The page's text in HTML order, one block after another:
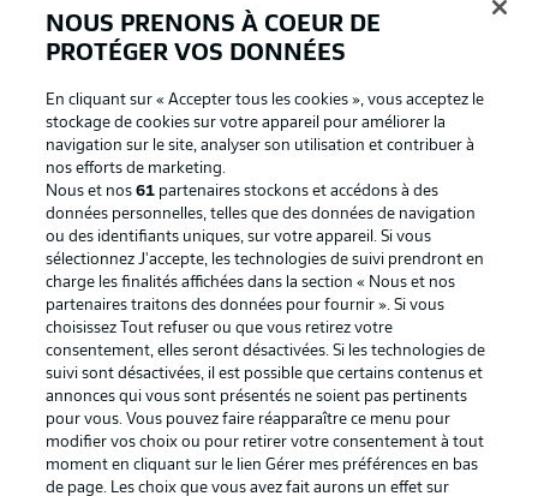
Football as it's meant to be
BUNDESLIGA APP
Proposé par
NOUS PRENONS À COEUR DE
PROTÉGER VOS DONNÉES
En cliquant sur « Accepter tous les cookies », vous acceptez le
stockage de cookies sur votre appareil pour améliorer la
navigation sur le site, analyser son utilisation et contribuer à
nos efforts de marketing.
Nous et nos61 partenaires stockons et accédons à des
données personnelles, telles que des données de navigation
ou des identifiants uniques, sur votre appareil. Si vous
sélectionnez J'accepte, les technologies de suivi prendront en
charge les finalités affichées dans la section « Nous et nos
partenaires traitons des données pour fournir ». Si vous
choisissez Tout refuser ou que vous retirez votre
consentement, elles seront désactivées. Si les technologies de
suivi sont désactivées, il est possible que certains contenus et
annonces qui vous sont présentés ne soient pas pertinents
pour vous. Vous pouvez faire réapparaître ce menu pour
modifier vos choix ou pour retirer votre consentement à tout
moment en cliquant sur le lien Gérer mes préférences en bas
de page. Les choix que vous avez fait aurons un effet sur